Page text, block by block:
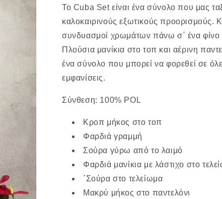
Το Cuba Set είναι ένα σύνολο που μας
καλοκαιρινούς εξωτικούς προορισμούς.
συνδυασμοί χρωμάτων πάνω σ΄ ένα φίνο
Πλούσια μανίκια στο τοπ και αέρινη
ένα σύνολο που μπορεί να φορεθεί σε
εμφανίσεις.
Σύνθεση: 100% POL
Κροπ μήκος στο τοπ
Φαρδιά γραμμή
Σούρα γύρω από το λαιμό
Φαρδιά μανίκια με λάστιχο στο
΄Σούρα στο τελείωμα
Μακρύ μήκος στο παντελόνι